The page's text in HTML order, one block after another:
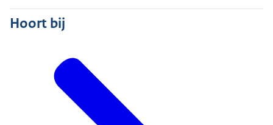
Hoort bij